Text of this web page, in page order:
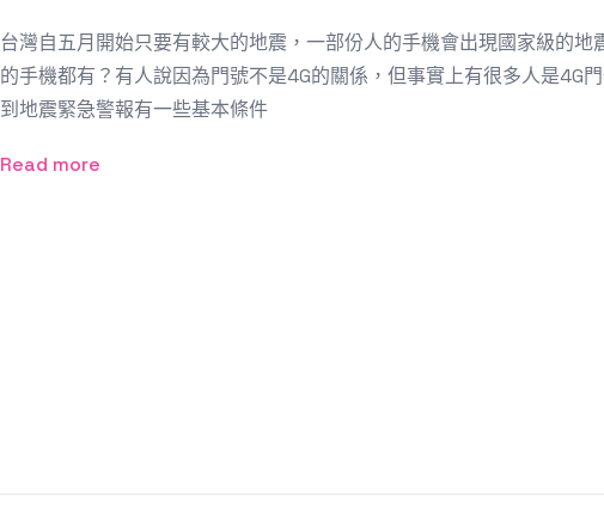
台灣自五月開始只要有較大的地震，一部份人的手機會出現國家級的
的手機都有？有人說因為門號不是4G的關係，但事實上有很多人是4G
到地震緊急警報有一些基本條件
Read more